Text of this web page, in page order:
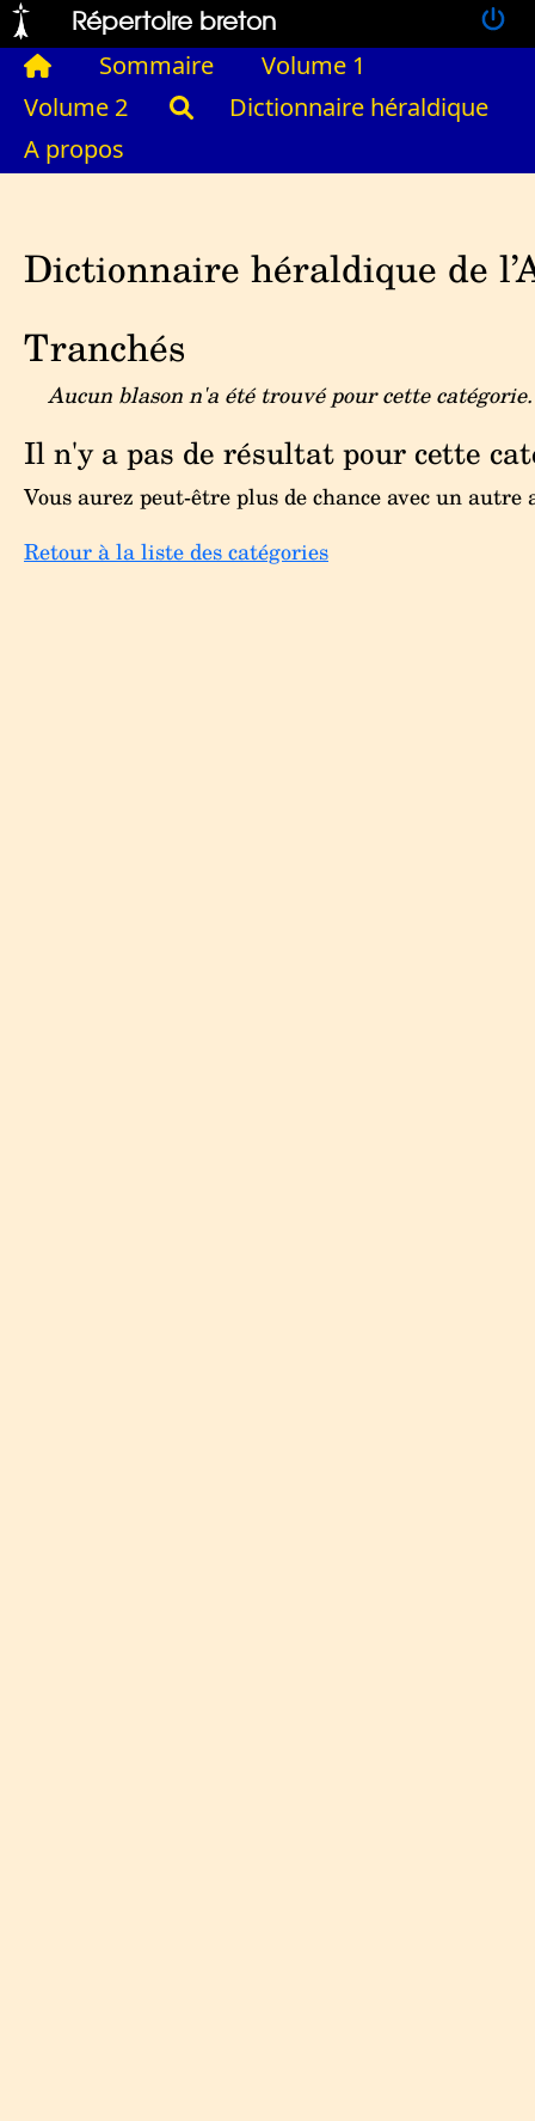
Répertoire breton
Sommaire
Volume 1
Volume 2
Dictionnaire héraldique
A propos
Dictionnaire héraldique de
Tranchés
Aucun blason n'a été trouvé pour cette catégorie.
Il n'y a pas de résultat pour cette
Vous aurez peut-être plus de chance avec un
Retour à la liste des catégories